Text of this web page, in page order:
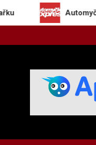
Automyčka